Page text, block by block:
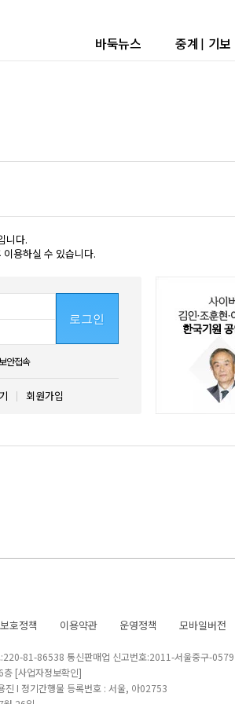
바둑뉴스 중계 | 기보
니다.
용하실 수 있습니다.
로그인
안접속
회원가입
호정책 이용약관 운영정책 모바일버전
81-86538 통신판매업 신고번호:2011-서울중구-0579
층 [사업자정보확인]
진 I 정기간행물 등록번호 : 서울, 아02753